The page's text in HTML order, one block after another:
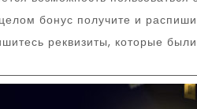
бонус получите и
реквизиты, которые